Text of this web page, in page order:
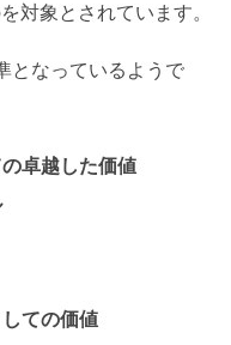
対象とされています。
となっているようで
卓越した価値
ての価値